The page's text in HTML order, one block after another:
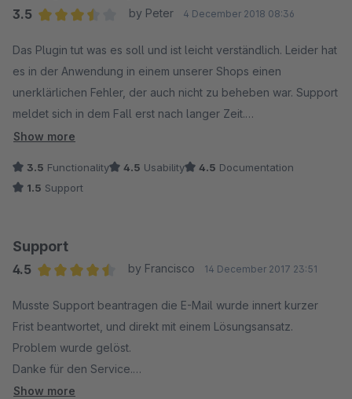
funktioniert wieder alles. Das Plugin ist gut, Servicequalität hat
Woche integrieren.
Mit freundlichen Grüßen
Florian Schenk | kuzo media
3.5
by Peter 4 December 2018 08:36
Das Plugin tut was es soll und ist leicht verständlich. Leider hat
es in der Anwendung in einem unserer Shops einen
unerklärlichen Fehler, der auch nicht zu beheben war. Support
meldet sich in dem Fall erst nach langer Zeit.
uns seit Jahren die Arbeit enorm. Daher: tolles Plugin wenn es
mit dem eigenen Shop kompatibel ist. Klare Empfehlung es
Show more
3.5 Functionality 4.5 Usability 4.5 Documentation
1.5 Support
Support
4.5
by Francisco 14 December 2017 23:51
Musste Support beantragen die E-Mail wurde innert kurzer
Frist beantwortet, und direkt mit einem Lösungsansatz.
Problem wurde gelöst.
Danke für den Service.
Gruss
Show more